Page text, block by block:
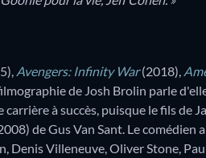
Avengers: Infinity War(2018),
de Josh Brolin parle
à succès, puisque le fils de
de Gus Van Sant. Le comédien
Denis Villeneuve, Oliver Stone,